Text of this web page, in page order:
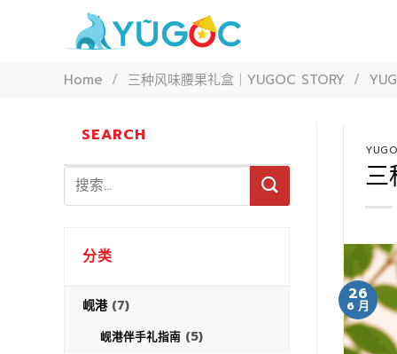
Home / 三种风味腰果礼盒｜YUGOC STORY /
SEARCH
分类
岘港(7)
岘港伴手礼指南 (5)
三
26
6 月